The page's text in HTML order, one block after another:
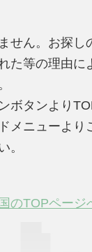
せん。お探し
た等の理由に
ボタンより
メニューより
。
のTOPページ